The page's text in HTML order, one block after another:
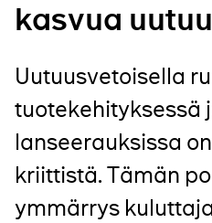
kasvua
Uutuusvetoisella
tuotekehityksessä
lanseerauksissa
kriittistä. Tämän
ymmärrys